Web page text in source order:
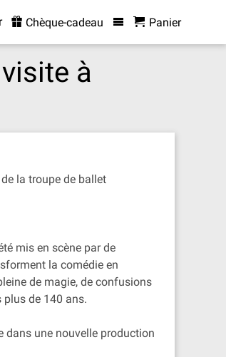
Chèque-cadeau Panier
à
la troupe de ballet
mis en scène par de
la comédie en
de magie, de confusions
de 140 ans.
dans une nouvelle production